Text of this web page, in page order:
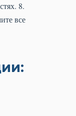
8.
все